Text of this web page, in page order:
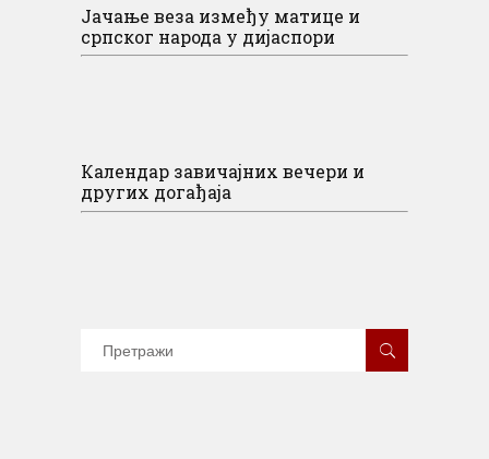
Јачање веза између матице и
српског народа у дијаспори
Календар завичајних вечери и
других догађаја